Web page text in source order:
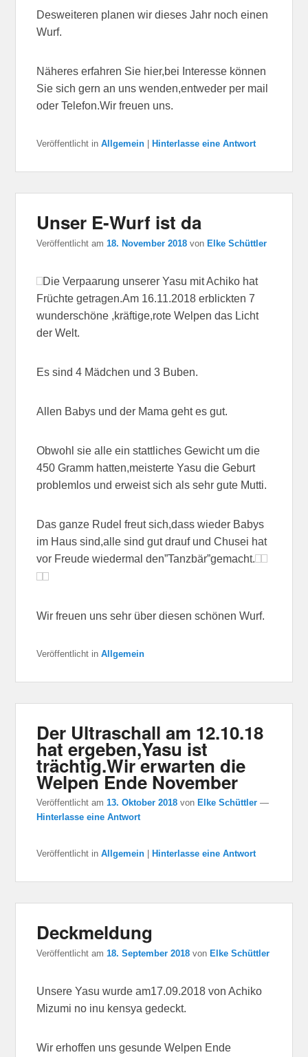
Desweiteren planen wir dieses Jahr noch einen
Wurf.
Näheres erfahren Sie hier,bei Interesse können
Sie sich gern an uns wenden,entweder per mail
oder Telefon.Wir freuen uns.
Veröffentlicht in Allgemein |Hinterlasse eine Antwort
Unser E-Wurf ist da
Veröffentlicht am18. November 2018 vonElke Schüttler
Die Verpaarung unserer Yasu mit Achiko hat
Früchte getragen.Am 16.11.2018 erblickten 7
wunderschöne ,kräftige,rote Welpen das Licht
der Welt.
Es sind 4 Mädchen und 3 Buben.
Allen Babys und der Mama geht es gut.
Obwohl sie alle ein stattliches Gewicht um die
450 Gramm hatten,meisterte Yasu die Geburt
problemlos und erweist sich als sehr gute Mutti.
Das ganze Rudel freut sich,dass wieder Babys
im Haus sind,alle sind gut drauf und Chusei hat
vor Freude wiedermal den”Tanzbär”gemacht.
Wir freuen uns sehr über diesen schönen Wurf.
Veröffentlicht in Allgemein
Der Ultraschall am 12.10.18
hat ergeben,Yasu ist
trächtig.Wir erwarten die
Welpen Ende November
Veröffentlicht am13. Oktober 2018 von Elke Schüttler —
Hinterlasse eine Antwort
Veröffentlicht in Allgemein Hinterlasse eine Antwort
Deckmeldung
Veröffentlicht am18. September 2018 von Elke Schüttler
Unsere Yasu wurde am17.09.2018 von Achiko
Mizumi no inu kensya gedeckt.
Wir erhoffen uns gesunde Welpen Ende